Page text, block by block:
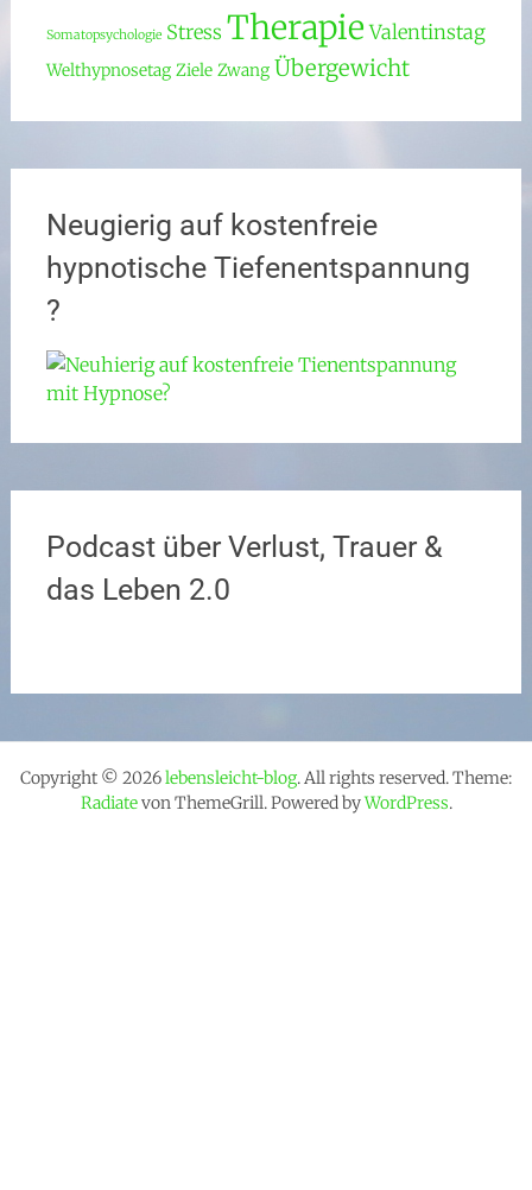
Somatopsychologie Stress Therapie Valentinstag
Welthypnosetag Ziele Zwang Übergewicht
Neugierig auf kostenfreie
hypnotische Tiefenentspannung
?
Podcast über Verlust, Trauer &
das Leben 2.0
Copyright © 2026lebensleicht-blog. All rights reserved. Theme:
Radiatevon ThemeGrill. Powered byWordPress.